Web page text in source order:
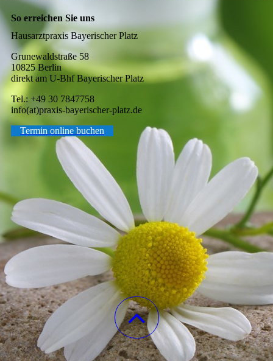
So erreichen Sie uns
Hausarztpraxis Bayerischer Platz
Grunewaldstraße 58
10825 Berlin
direkt am U-Bhf Bayerischer Platz
Tel.: +49 30 7847758
info(at)praxis-bayerischer-platz.de
Termin online buchen